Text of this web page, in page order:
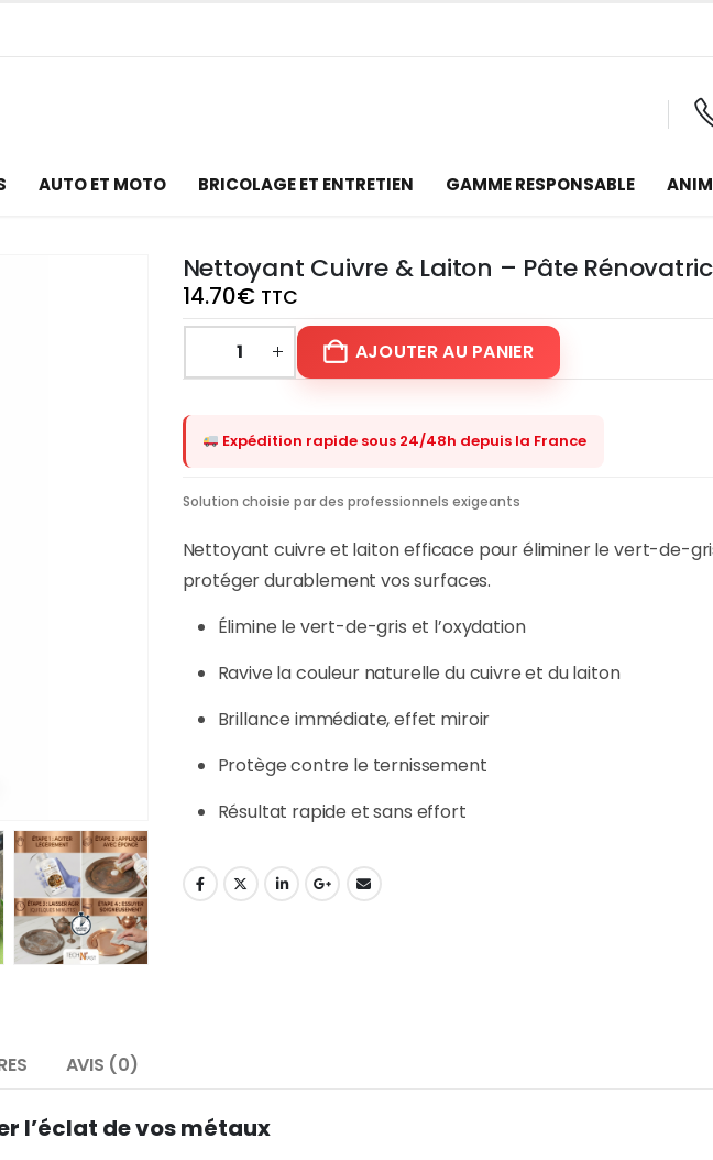
AUTO ET MOTO BRICOLAGE ET ENTRETIEN GAMME RESPONSABLE
Nettoyant Cuivre & Laiton – Pâte
14.70€ TTC
AJOUTER AU PANIER
Expédition rapide sous 24/48h depuis la France
Solution choisie par des professionnels exigeants
Nettoyant cuivre et laiton efficace pour éliminer le vert-de-
protéger durablement vos surfaces.
Élimine le vert-de-gris et l’oxydation
Ravive la couleur naturelle du cuivre et du laiton
Brillance immédiate, effet miroir
Protège contre le ternissement
Résultat rapide et sans effort
AVIS (0)
l’éclat de vos métaux